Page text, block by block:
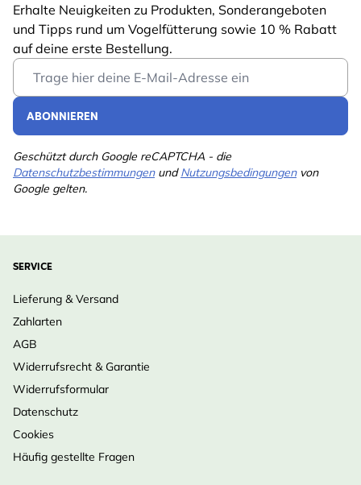
Erhalte Neuigkeiten zu Produkten, Sonderangeboten
und Tipps rund um Vogelfütterung sowie 10 % Rabatt
auf deine erste Bestellung.
Email Address
ABONNIEREN
Geschützt durch Google reCAPTCHA - die
DatenschutzbestimmungenundNutzungsbedingungenvon
Google gelten.
SERVICE
Lieferung & Versand
Zahlarten
AGB
Widerrufsrecht & Garantie
Widerrufsformular
Datenschutz
Cookies
Häufig gestellte Fragen